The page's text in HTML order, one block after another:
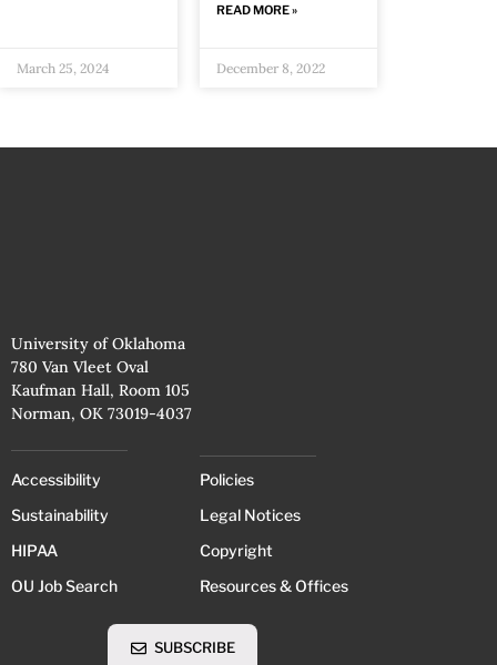
March 25, 2024
READ MORE »
December 8, 2022
University of Oklahoma
780 Van Vleet Oval
Kaufman Hall, Room 105
Norman, OK 73019-4037
Accessibility
Sustainability
HIPAA
OU Job Search
Policies
Legal Notices
Copyright
Resources & Offices
SUBSCRIBE